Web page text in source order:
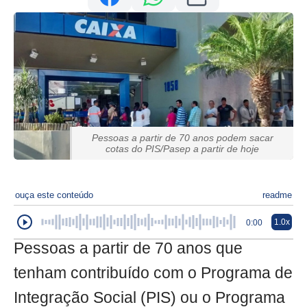
Pessoas a partir de 70 anos podem sacar
cotas do PIS/Pasep a partir de hoje
ouça este conteúdo readme
0:00 1.0x
Pessoas a partir de 70 anos que
tenham contribuído com o Programa de
Integração Social (PIS) ou o Programa